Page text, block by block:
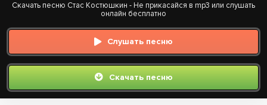
Скачать песню Стас Костюшкин - Не прикасайся в mp3 или слушать
онлайн бесплатно
Слушать песню
Скачать песню